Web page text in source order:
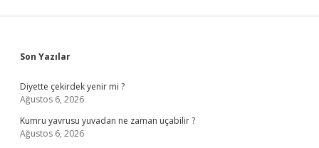
Sidebar
Son Yazılar
Diyette çekirdek yenir mi ?
Ağustos 6, 2026
Kumru yavrusu yuvadan ne zaman uçabilir ?
Ağustos 6, 2026